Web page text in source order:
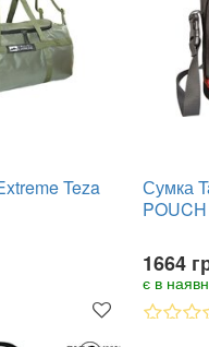
Teza
Сумка
POUCH
1664
є в